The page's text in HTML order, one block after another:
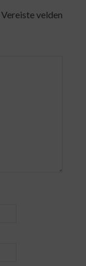
Vereiste velden